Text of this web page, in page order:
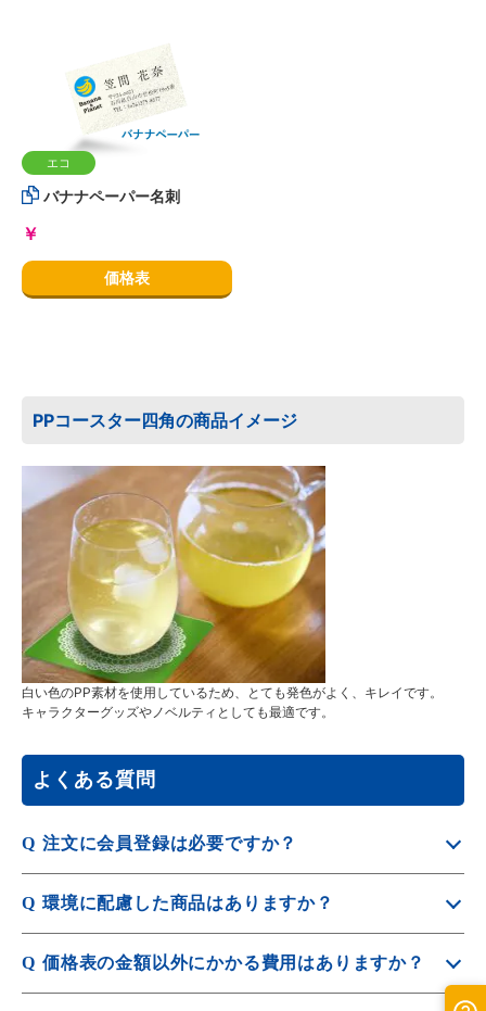
エコ
バナナペーパー名刺
￥
価格表
PPコースター四角の商品イメージ
白い色のPP素材を使用しているため、とても発色がよく、キレイです。
キャラクターグッズやノベルティとしても最適です。
よくある質問
Q 注文に会員登録は必要ですか？
A
会員登録は
新規会員登録入力 から行えます。
Q 環境に配慮した商品はありますか？
A
取り扱っています。
詳しくは
SDGs特集 をご覧ください。
Q 価格表の金額以外にかかる費用はありますか？
A